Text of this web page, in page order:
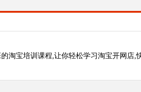
淘宝培训课程,让你轻松学习淘宝开网店,